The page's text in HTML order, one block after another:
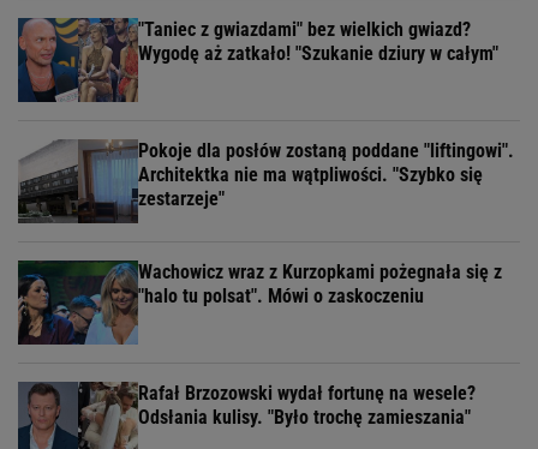
"Taniec z gwiazdami" bez wielkich gwiazd?
Wygodę aż zatkało! "Szukanie dziury w całym"
Pokoje dla posłów zostaną poddane "liftingowi".
Architektka nie ma wątpliwości. "Szybko się
zestarzeje"
Wachowicz wraz z Kurzopkami pożegnała się z
"halo tu polsat". Mówi o zaskoczeniu
Rafał Brzozowski wydał fortunę na wesele?
Odsłania kulisy. "Było trochę zamieszania"